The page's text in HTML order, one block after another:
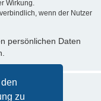
zu
Wirkung.
wenn der Nutzer
persönlichen Daten